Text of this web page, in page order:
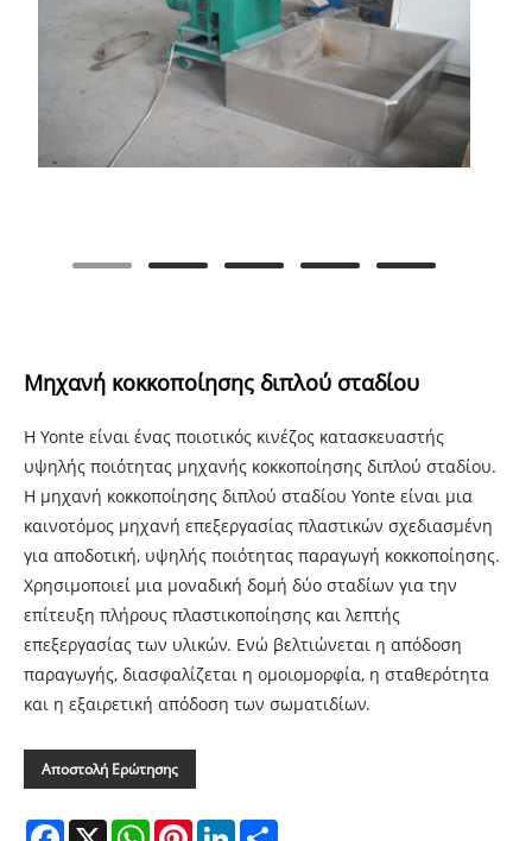
Μηχανή κοκκοποίησης διπλού σταδίου
Η Yonte είναι ένας ποιοτικός κινέζος κατασκευαστής
υψηλής ποιότητας μηχανής κοκκοποίησης διπλού σταδίου.
Η μηχανή κοκκοποίησης διπλού σταδίου Yonte είναι μια
καινοτόμος μηχανή επεξεργασίας πλαστικών σχεδιασμένη
για αποδοτική, υψηλής ποιότητας παραγωγή κοκκοποίησης.
Χρησιμοποιεί μια μοναδική δομή δύο σταδίων για την
επίτευξη πλήρους πλαστικοποίησης και λεπτής
επεξεργασίας των υλικών. Ενώ βελτιώνεται η απόδοση
παραγωγής, διασφαλίζεται η ομοιομορφία, η σταθερότητα
και η εξαιρετική απόδοση των σωματιδίων.
Αποστολή Ερώτησης
Facebook
X WhatsAppPinterestLinkedIn